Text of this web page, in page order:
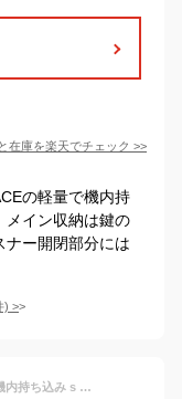
在庫を楽天でチェック >>
の軽量で機内持
イン収納は鍵の
ナー開閉部分には
) >
スーツケース キャリーケース 消音 静か 機内持ち込み s サイズ スーツケース FREQUENTER フリクエントリー トラベルケース No:1-216 4輪 46cm 縦型 キャリー ノートPC収納可能 旅行鞄 エンドーラゲージ